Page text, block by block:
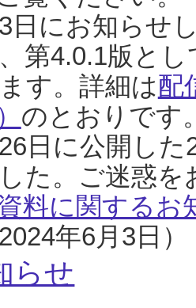
日にお知らせ
第4.0.1版と
す。詳細は配
のとおりです
日に公開し
た。ご迷惑
料に関するお
年6月3日）
らせ